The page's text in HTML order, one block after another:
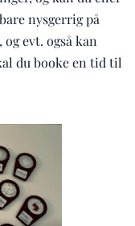
nysgerrig på
evt. også kan
du booke en tid til